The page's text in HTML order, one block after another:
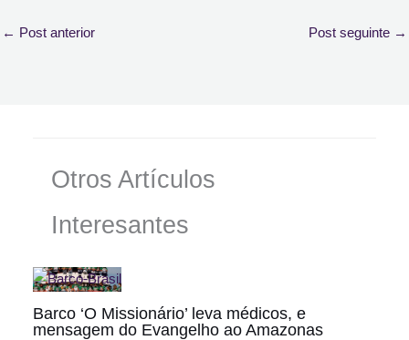
← Post anterior Post seguinte →
Otros Artículos
Interesantes
Barco ‘O Missionário’ leva médicos, e
mensagem do Evangelho ao Amazonas